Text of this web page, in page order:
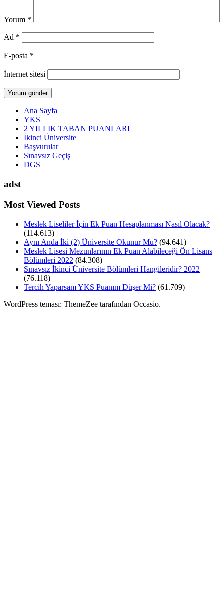
Yorum *
Ad *
E-posta *
İnternet sitesi
Ana Sayfa
YKS
2 YILLIK TABAN PUANLARI
İkinci Üniversite
Başvurular
Sınavsız Geçiş
DGS
adst
Most Viewed Posts
Meslek Liseliler İçin Ek Puan Hesaplanması Nasıl Olacak?
(114.613)
Aynı Anda İki (2) Üniversite Okunur Mu? (94.641)
Meslek Lisesi Mezunlarının Ek Puan Alabileceği Ön Lisans
Bölümleri 2022 (84.308)
Sınavsız İkinci Üniversite Bölümleri Hangileridir? 2022
(76.118)
Tercih Yaparsam YKS Puanım Düşer Mi? (61.709)
WordPress teması: ThemeZee tarafından Occasio.